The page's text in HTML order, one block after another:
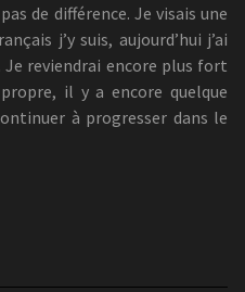
de différence. Je visais une
j’y suis, aujourd’hui j’ai
reviendrai encore plus fort
il y a encore quelque
à progresser dans le